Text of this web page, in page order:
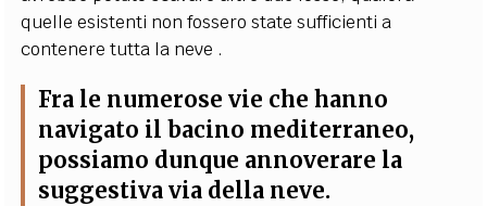
quelle esistenti non fossero state sufficienti a
contenere tutta la neve .
Fra le numerose vie che hanno
navigato il bacino mediterraneo,
possiamo dunque annoverare la
suggestiva via della neve.